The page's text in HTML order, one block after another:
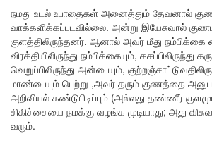
நமது உடல் உபாதைகள் அனைத்தும் தேவனால்
வாக்களிக்கப்படவில்லை. அன்று இயேசுவால்
குளத்திலிருந்தனர். ஆனால் அவர் மீது
விரக்தியிலிருந்து நம்பிக்கையும், கசப்பிலிருந்து
வெறுப்பிலிருந்து அன்பையும்,
மாண்பையும் பெற்று ,அவர் தரும் குணத்தை
அறிவியல் கண்டுபிடிப்பும் (அல்லது தண்ணீர்
சிகிச்சையை நமக்கு வழங்க முடியாது; அது
வரும்.